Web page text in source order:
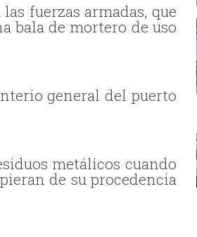
fuerzas armadas, que
bala de mortero de uso
general del puerto
metálicos cuando
de su procedencia